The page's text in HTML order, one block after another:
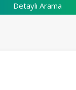
Detaylı Arama